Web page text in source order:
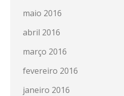
maio 2016
abril 2016
março 2016
fevereiro 2016
janeiro 2016